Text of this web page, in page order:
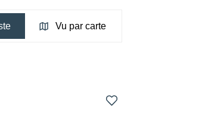
Vu par carte